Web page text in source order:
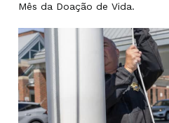
Mês da Doação de Vida.